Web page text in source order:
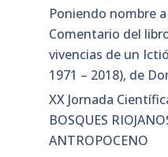
Poniendo nombre
Comentario del
vivencias de un
1971 – 2018), de
XX Jornada
BOSQUES
ANTROPOCENO